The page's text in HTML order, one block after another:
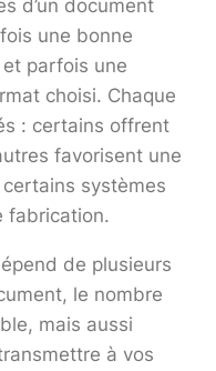
d’un document
une bonne
parfois une
choisi. Chaque
: certains offrent
favorisent une
systèmes
fabrication.
de plusieurs
le nombre
mais aussi
à vos